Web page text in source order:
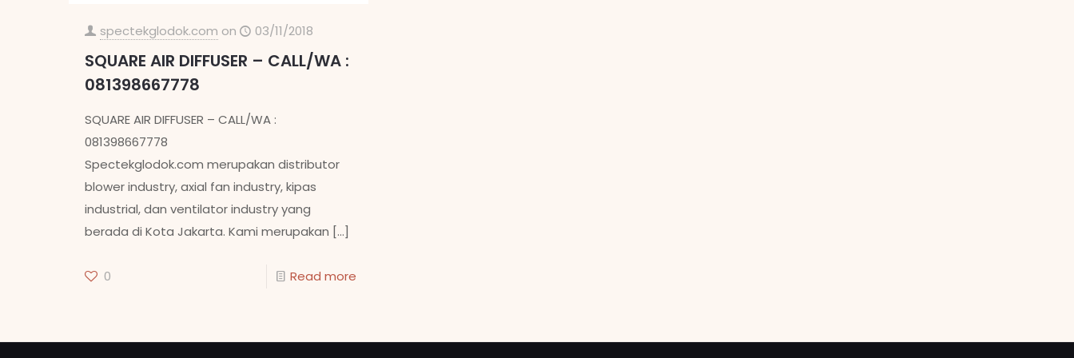
spectekglodok.com on 03/11/2018
SQUARE AIR DIFFUSER – CALL/WA :
081398667778
SQUARE AIR DIFFUSER – CALL/WA :
081398667778
Spectekglodok.com merupakan distributor
blower industry, axial fan industry, kipas
industrial, dan ventilator industry yang
berada di Kota Jakarta. Kami merupakan […]
0 Read more